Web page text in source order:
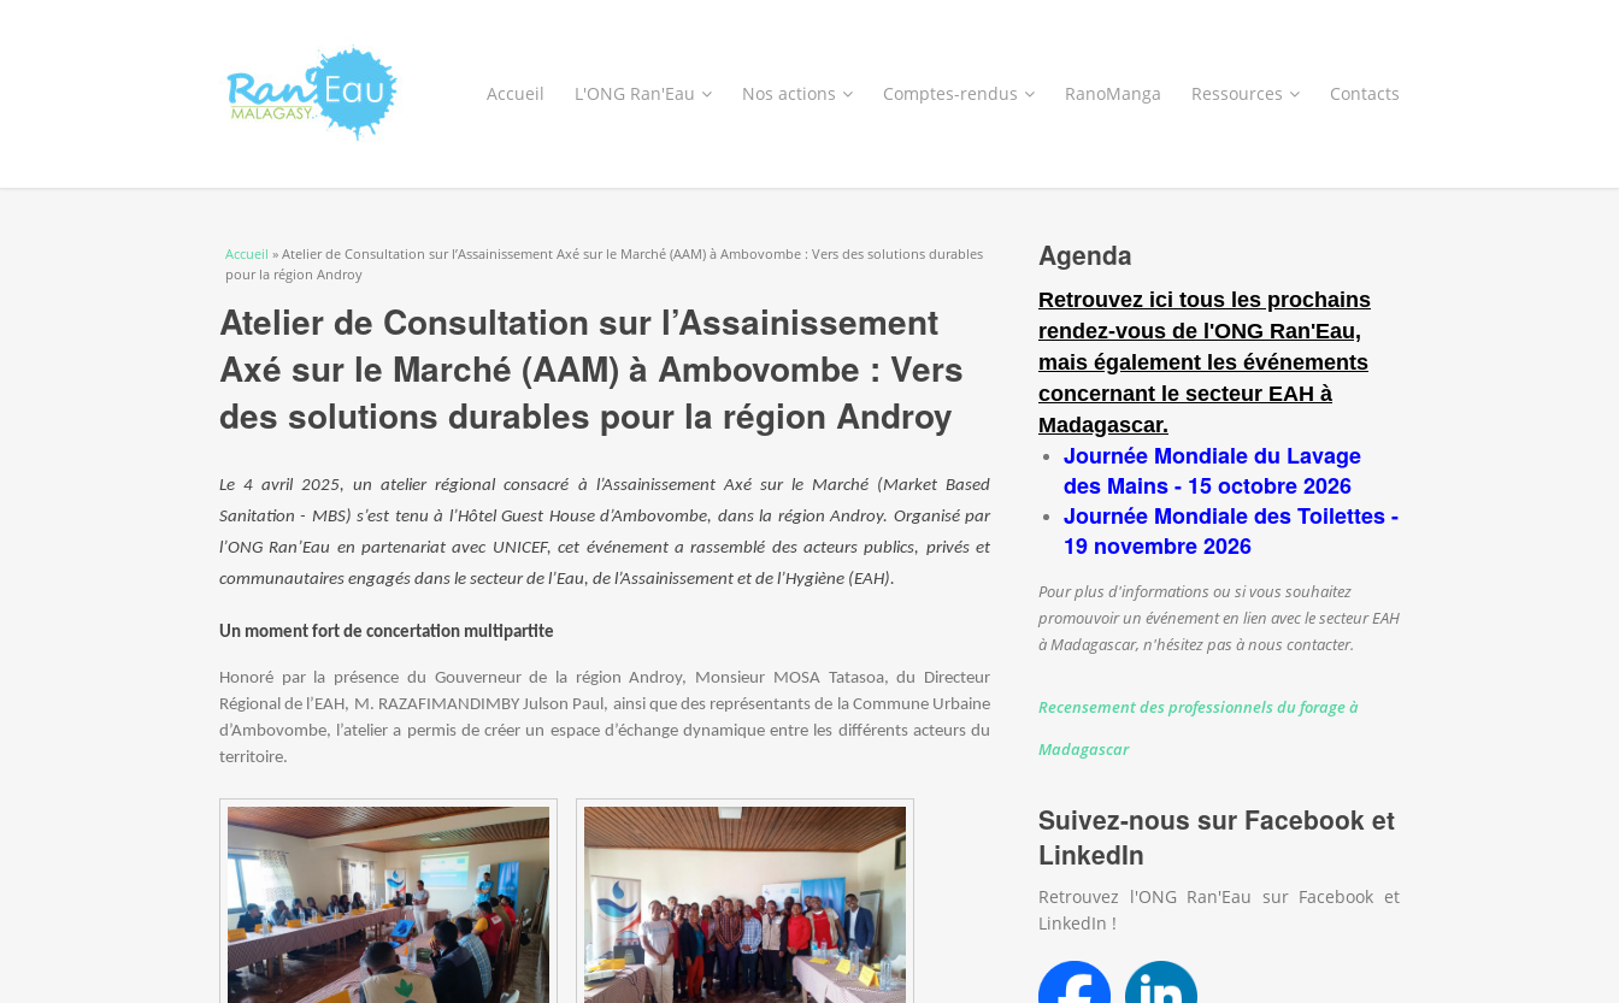
Accueil L'ONG Ran'Eau Nos actions Comptes-rendus RanoManga Ressources Contacts
Vous êtes ici
Accueil » Atelier de Consultation sur l’Assainissement Axé sur le Marché (AAM) à Ambovombe : Vers des solutions durables
pour la région Androy
Atelier de Consultation sur l’Assainissement
Axé sur le Marché (AAM) à Ambovombe : Vers
des solutions durables pour la région Androy
Le 4 avril 2025, un atelier régional consacré à l’Assainissement Axé sur le Marché (Market Based
Sanitation - MBS) s’est tenu à l’Hôtel Guest House d’Ambovombe, dans la région Androy. Organisé par
l’ONG Ran’Eau en partenariat avec UNICEF, cet événement a rassemblé des acteurs publics, privés et
communautaires engagés dans le secteur de l’Eau, de l’Assainissement et de l’Hygiène (EAH).
Un moment fort de concertation multipartite
Honoré par la présence du Gouverneur de la région Androy, Monsieur MOSA Tatasoa, du Directeur
Régional de l’EAH, M. RAZAFIMANDIMBY Julson Paul, ainsi que des représentants de la Commune Urbaine
d’Ambovombe, l’atelier a permis de créer un espace d’échange dynamique entre les différents acteurs du
territoire.
Agenda
Retrouvez ici tous les prochains
rendez-vous de l'ONG Ran'Eau,
mais également les événements
concernant le secteur EAH à
Madagascar.
Journée Mondiale du Lavage
des Mains - 15 octobre 2026
Journée Mondiale des Toilettes -
19 novembre 2026
Pour plus d'informations ou si vous souhaitez
promouvoir un événement en lien avec le secteur EAH
à Madagascar, n'hésitez pas à nous contacter.
Recensement des professionnels du forage à
Madagascar
Suivez-nous sur Facebook et
LinkedIn
Retrouvez l'ONG Ran'Eau sur Facebook et
LinkedIn !